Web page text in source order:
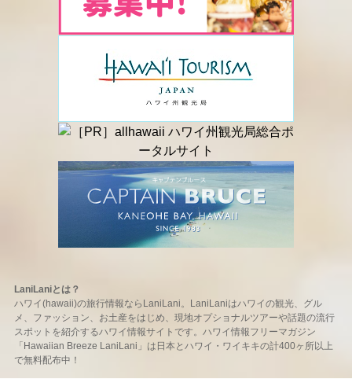
LaniLaniとは？
ハワイ(hawaii)の旅行情報ならLaniLani。LaniLaniはハワイの観光、グル
メ、ファッション、お土産をはじめ、現地オプショナルツアーや話題の流行
スポットを紹介するハワイ情報サイトです。ハワイ情報フリーマガジン
「Hawaiian Breeze LaniLani」は日本とハワイ・ワイキキの計400ヶ所以上
で無料配布中！